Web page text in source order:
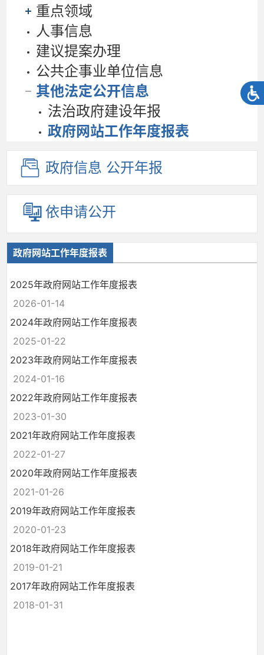
重点领域
人事信息
建议提案办理
公共企事业单位信息
其他法定公开信息
法治政府建设年报
政府网站工作年度报表
政府信息 公开年报
依申请公开
政府网站工作年度报表
2025年政府网站工作年度报表
2026-01-14
2024年政府网站工作年度报表
2025-01-22
2023年政府网站工作年度报表
2024-01-16
2022年政府网站工作年度报表
2023-01-30
2021年政府网站工作年度报表
2022-01-27
2020年政府网站工作年度报表
2021-01-26
2019年政府网站工作年度报表
2020-01-23
2018年政府网站工作年度报表
2019-01-21
2017年政府网站工作年度报表
2018-01-31